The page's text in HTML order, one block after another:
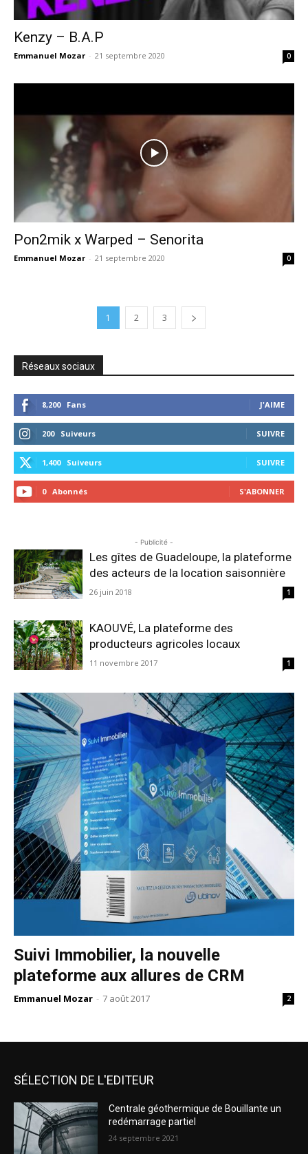
Kenzy – B.A.P
Emmanuel Mozar - 21 septembre 2020 0
Pon2mik x Warped – Senorita
Emmanuel Mozar - 21 septembre 2020 0
1 2 3
Réseaux sociaux
8,200 Fans J'AIME
200 Suiveurs SUIVRE
1,400 Suiveurs SUIVRE
0 Abonnés S'ABONNER
- Publicité -
Les gîtes de Guadeloupe, la plateforme
des acteurs de la location saisonnière
26 juin 2018 1
KAOUVÉ, La plateforme des
producteurs agricoles locaux
11 novembre 2017 1
Suivi Immobilier, la nouvelle
plateforme aux allures de CRM
Emmanuel Mozar - 7 août 2017 2
SÉLECTION DE L'EDITEUR
Centrale géothermique de Bouillante un
redémarrage partiel
24 septembre 2021